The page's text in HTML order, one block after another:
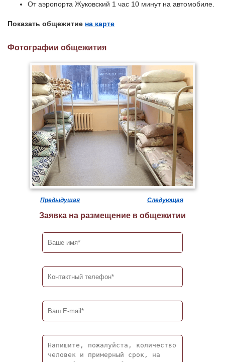
От аэропорта Жуковский 1 час 10 минут на автомобиле.
Показать общежитие на карте
Фотографии общежития
Предыдущая Следующая
Заявка на размещение в общежитии